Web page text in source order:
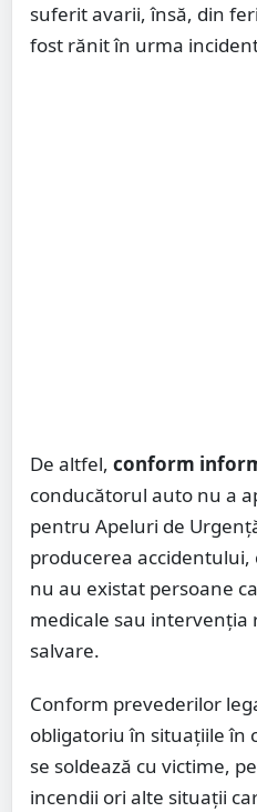
suferit avarii, însă, din
fost rănit în urma
De altfel, conform
conducătorul auto nu a
pentru Apeluri de
producerea accidentului,
nu au existat persoane
medicale sau intervenția
salvare.
Conform prevederilor
obligatoriu în situațiile în
se soldează cu victime,
incendii ori alte situații